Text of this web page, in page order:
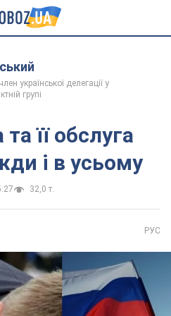
української делегації у
групі
її обслуга
і в усьому
32,0 т.
РУС